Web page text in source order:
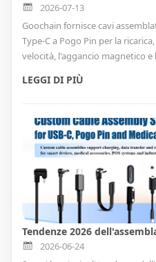
2026-07-13
Goochain fornisce cavi
Type-C a Pogo Pin per la
velocità, l'aggancio magnetico e
accoppiamento cieco.
di connessione FPC, questa
station, apparecchiature
dispositivi indossabili, sistemi
elettronici personalizzati.
LEGGI DI PIÙ
2026-06-24